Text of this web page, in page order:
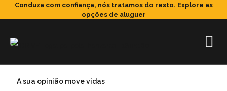
Conduza com confiança, nós tratamos do resto. Explore as
opções de aluguer
A sua opinião move vidas